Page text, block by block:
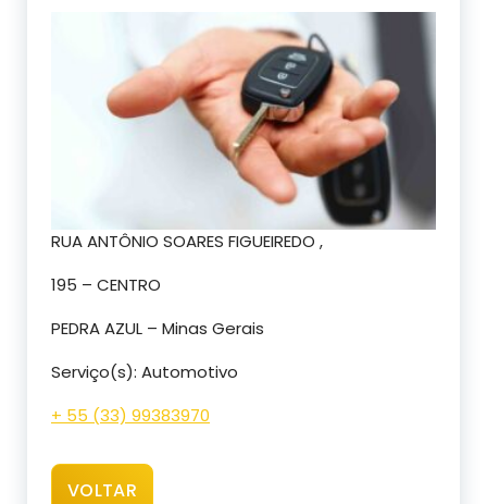
RUA ANTÔNIO SOARES FIGUEIREDO ,
195 – CENTRO
PEDRA AZUL – Minas Gerais
Serviço(s): Automotivo
+ 55 (33) 99383970
VOLTAR